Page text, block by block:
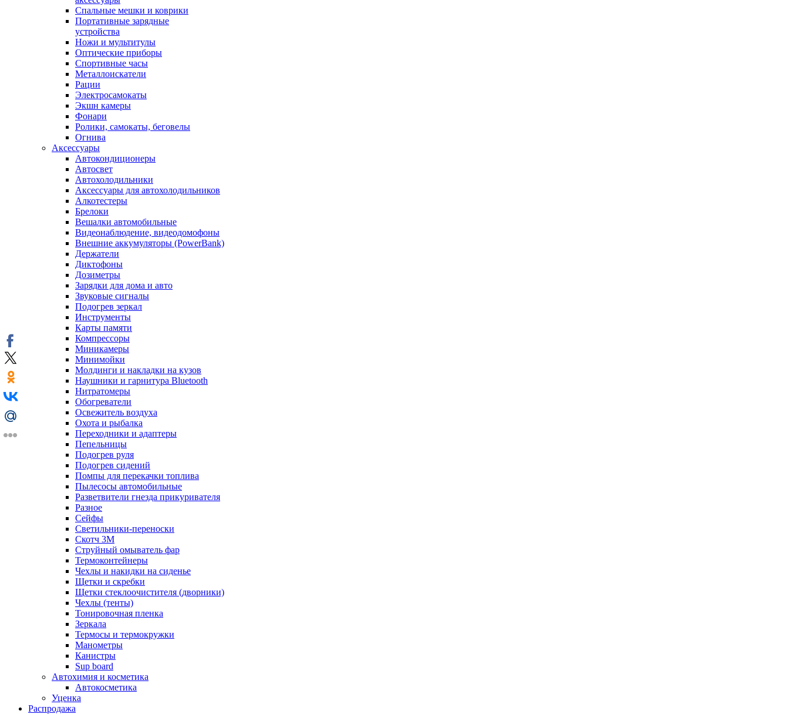
Спальные мешки и коврики
Портативные зарядные
устройства
Ножи и мультитулы
Оптические приборы
Спортивные часы
Металлоискатели
Рации
Электросамокаты
Экшн камеры
Фонари
Ролики, самокаты, беговелы
Огнива
Аксессуары
Автокондиционеры
Aвтосвет
Автохолодильники
Аксессуары для автохолодильников
Алкотестеры
Брелоки
Вешалки автомобильные
Видеонаблюдение, видеодомофоны
Внешние аккумуляторы (PowerBank)
Держатели
Диктофоны
Дозиметры
Зарядки для дома и авто
Звуковые сигналы
Подогрев зеркал
Инструменты
Карты памяти
Компрессоры
Миникамеры
Минимойки
Молдинги и накладки на кузов
Наушники и гарнитура Bluetooth
Нитратомеры
Обогреватели
Освежитель воздуха
Охота и рыбалка
Переходники и адаптеры
Пепельницы
Подогрев руля
Подогрев сидений
Помпы для перекачки топлива
Пылесосы автомобильные
Разветвители гнезда прикуривателя
Разное
Сейфы
Светильники-переноски
Скотч 3М
Струйный омыватель фар
Термоконтейнеры
Чехлы и накидки на сиденье
Щетки и скребки
Щетки стеклоочистителя (дворники)
Чехлы (тенты)
Тонировочная пленка
Зеркалa
Термосы и термокружки
Манометры
Канистры
Sup board
Автохимия и косметика
Автокосметика
Уценка
Распродажа